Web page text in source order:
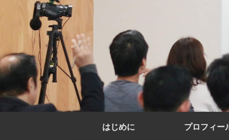
はじめに プロフィー